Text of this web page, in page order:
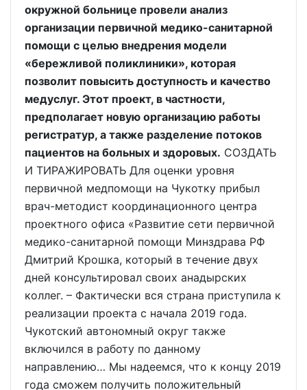
окружной больнице провели анализ
организации первичной медико-санитарной
помощи с целью внедрения модели
«бережливой поликлиники», которая
позволит повысить доступность и качество
медуслуг. Этот проект, в частности,
предполагает новую организацию работы
регистратур, а также разделение потоков
пациентов на больных и здоровых. СОЗДАТЬ
И ТИРАЖИРОВАТЬ Для оценки уровня
первичной медпомощи на Чукотку прибыл
врач-методист координационного центра
проектного офиса «Развитие сети первичной
медико-санитарной помощи Минздрава РФ
Дмитрий Крошка, который в течение двух
дней консультировал своих анадырских
коллег. – Фактически вся страна приступила к
реализации проекта с начала 2019 года.
Чукотский автономный округ также
включился в работу по данному
направлению… Мы надеемся, что к концу 2019
года сможем получить положительный